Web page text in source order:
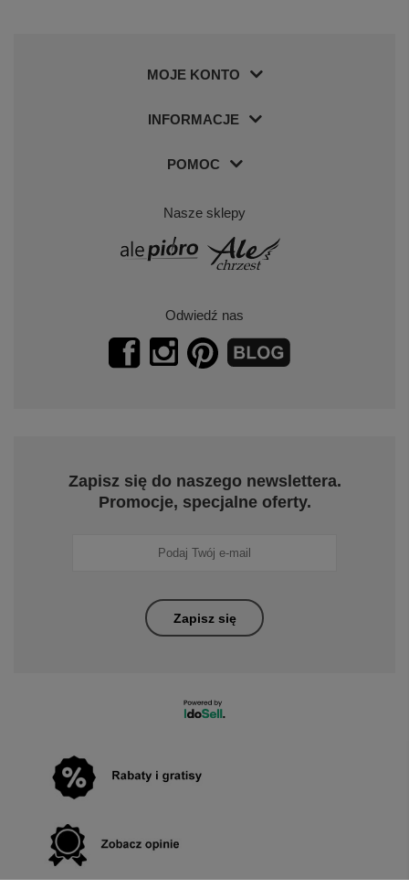
MOJE KONTO
INFORMACJE
POMOC
Nasze sklepy
Odwiedź nas
Zapisz się do naszego newslettera.
Promocje, specjalne oferty.
Zapisz się